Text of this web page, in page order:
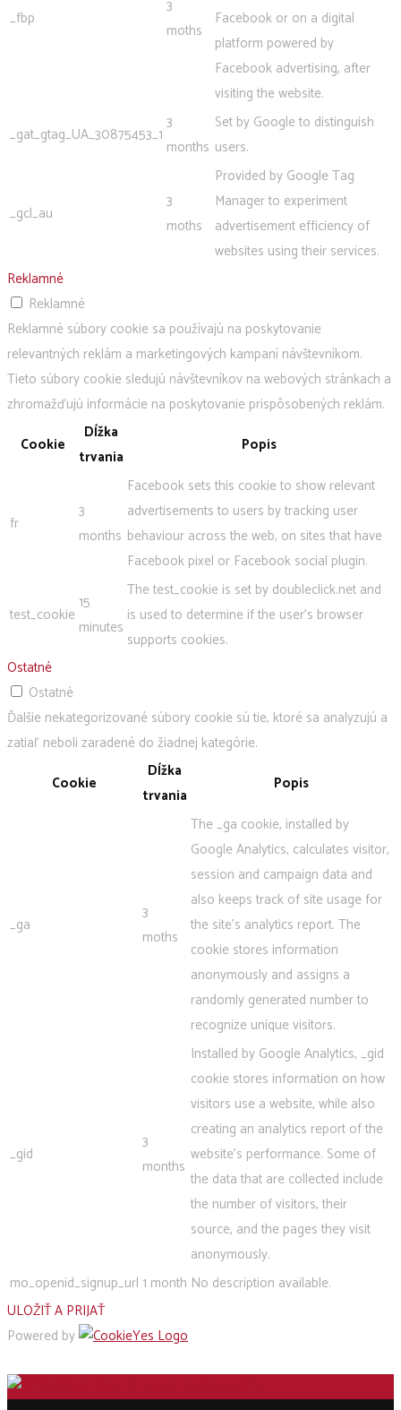
_fbp
3
moths
Facebook or on a digital
platform powered by
Facebook advertising, after
visiting the website.
_gat_gtag_UA_30875453_1
3
months
Set by Google to distinguish
users.
_gcl_au
3
moths
Provided by Google Tag
Manager to experiment
advertisement efficiency of
websites using their services.
Reklamné
Reklamné
Reklamné súbory cookie sa používajú na poskytovanie
relevantných reklám a marketingových kampaní návštevníkom.
Tieto súbory cookie sledujú návštevníkov na webových stránkach a
zhromažďujú informácie na poskytovanie prispôsobených reklám.
Cookie
Dĺžka
trvania
Popis
fr
3
months
Facebook sets this cookie to show relevant
advertisements to users by tracking user
behaviour across the web, on sites that have
Facebook pixel or Facebook social plugin.
test_cookie
15
minutes
The test_cookie is set by doubleclick.net and
is used to determine if the user's browser
supports cookies.
Ostatné
Ostatné
Ďalšie nekategorizované súbory cookie sú tie, ktoré sa analyzujú a
zatiaľ neboli zaradené do žiadnej kategórie.
Cookie
Dĺžka
trvania
Popis
_ga
3
moths
The _ga cookie, installed by
Google Analytics, calculates visitor,
session and campaign data and
also keeps track of site usage for
the site's analytics report. The
cookie stores information
anonymously and assigns a
randomly generated number to
recognize unique visitors.
_gid
3
months
Installed by Google Analytics, _gid
cookie stores information on how
visitors use a website, while also
creating an analytics report of the
website's performance. Some of
the data that are collected include
the number of visitors, their
source, and the pages they visit
anonymously.
mo_openid_signup_url 1 month No description available.
ULOŽIŤ A PRIJAŤ
Powered by